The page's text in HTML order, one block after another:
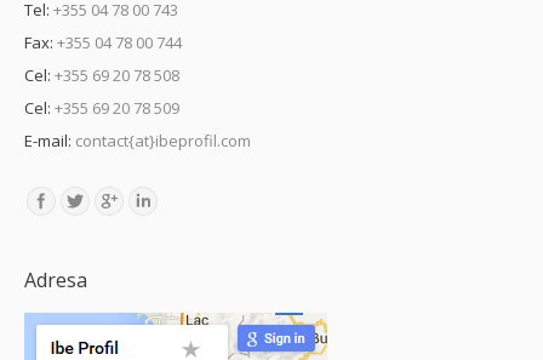
Tel: +355 04 78 00 743
Fax: +355 04 78 00 744
Cel: +355 69 20 78 508
Cel: +355 69 20 78 509
E-mail: contact{at}ibeprofil.com
Find us on:
Adresa